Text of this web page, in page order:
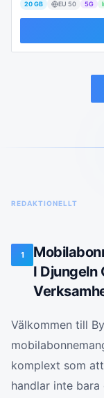
20 GB EU 50 5G
REDAKTIONELLT
1
I Djungeln
Välkommen till
komplext som
handlar inte